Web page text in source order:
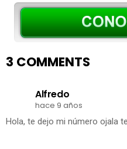
3 COMMENTS
Alfredo
hace 9 años
Hola, te dejo mi número ojala